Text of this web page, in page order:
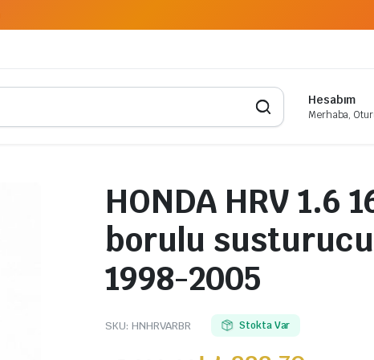
Hesabım
Merhaba,
HONDA HRV 1.6
borulu
1998-2005
SKU: HNHRVARBR Stokta Var